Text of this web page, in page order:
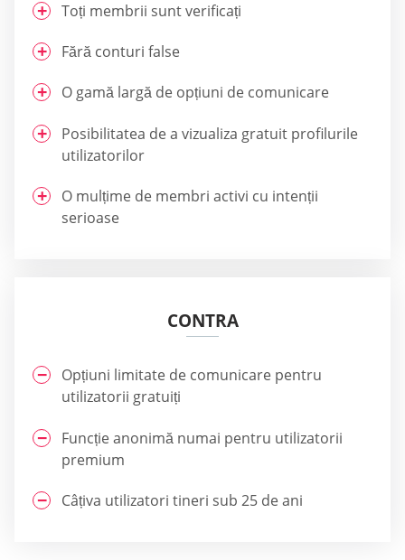
Toți membrii sunt verificați
Fără conturi false
O gamă largă de opțiuni de comunicare
Posibilitatea de a vizualiza gratuit profilurile
utilizatorilor
O mulțime de membri activi cu intenții
serioase
CONTRA
Opțiuni limitate de comunicare pentru
utilizatorii gratuiți
Funcție anonimă numai pentru utilizatorii
premium
Câțiva utilizatori tineri sub 25 de ani